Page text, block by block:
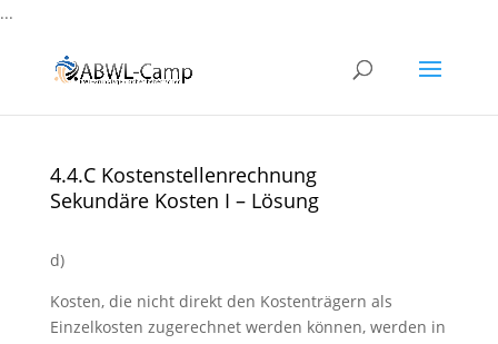
...
4.4.C Kostenstellenrechnung
Sekundäre Kosten I – Lösung
d)
Kosten, die nicht direkt den Kostenträgern als
Einzelkosten zugerechnet werden können, werden in